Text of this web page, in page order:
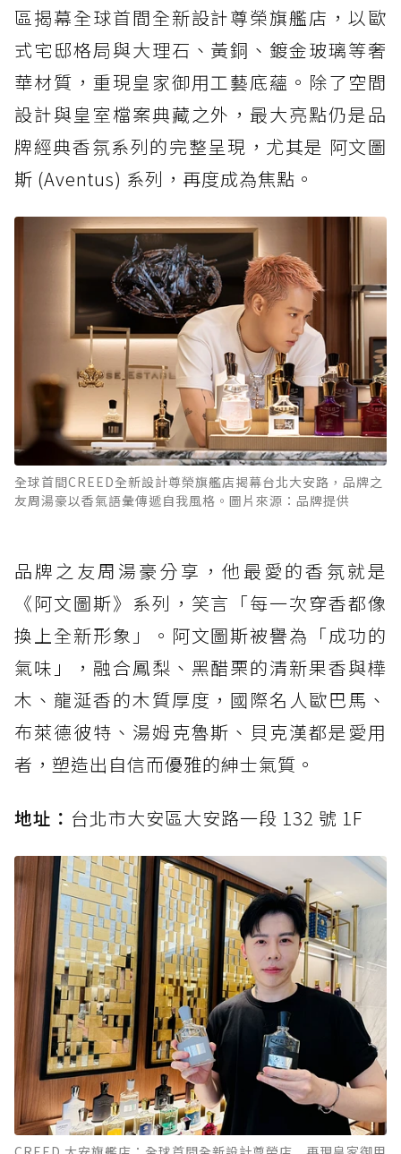
區揭幕全球首間全新設計尊榮旗艦店，以歐
式宅邸格局與大理石、黃銅、鍍金玻璃等奢
華材質，重現皇家御用工藝底蘊。除了空間
設計與皇室檔案典藏之外，最大亮點仍是品
牌經典香氛系列的完整呈現，尤其是 阿文圖
斯 (Aventus) 系列，再度成為焦點。
全球首間CREED全新設計尊榮旗艦店揭幕台北大安路，品牌之
友周湯豪以香氣語彙傳遞自我風格。圖片來源：品牌提供
品牌之友周湯豪分享，他最愛的香氛就是
《阿文圖斯》系列，笑言「每一次穿香都像
換上全新形象」。阿文圖斯被譽為「成功的
氣味」，融合鳳梨、黑醋栗的清新果香與樺
木、龍涎香的木質厚度，國際名人歐巴馬、
布萊德彼特、湯姆克魯斯、貝克漢都是愛用
者，塑造出自信而優雅的紳士氣質。
地址： 台北市大安區大安路一段 132 號 1F